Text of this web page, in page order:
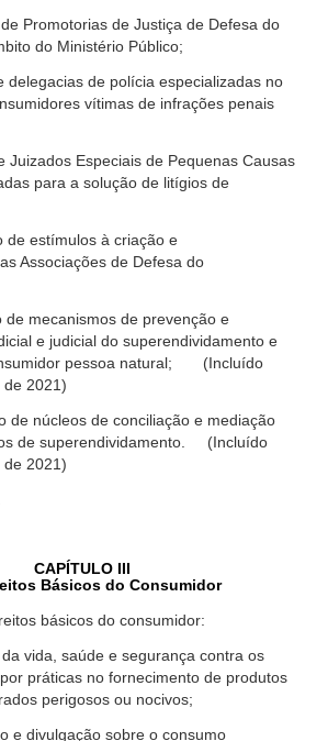
Promotorias de Justiça de Defesa do
do Ministério Público;
delegacias de polícia especializadas no
vítimas de infrações penais
Juizados Especiais de Pequenas Causas
para a solução de litígios de
de estímulos à criação e
Associações de Defesa do
de mecanismos de prevenção e
e judicial do superendividamento e
pessoa natural; (Incluído
de 2021)
de núcleos de conciliação e mediação
de superendividamento. (Incluído
de 2021)
CAPÍTULO III
Básicos do Consumidor
básicos do consumidor:
vida, saúde e segurança contra os
práticas no fornecimento de produtos
perigosos ou nocivos;
e divulgação sobre o consumo